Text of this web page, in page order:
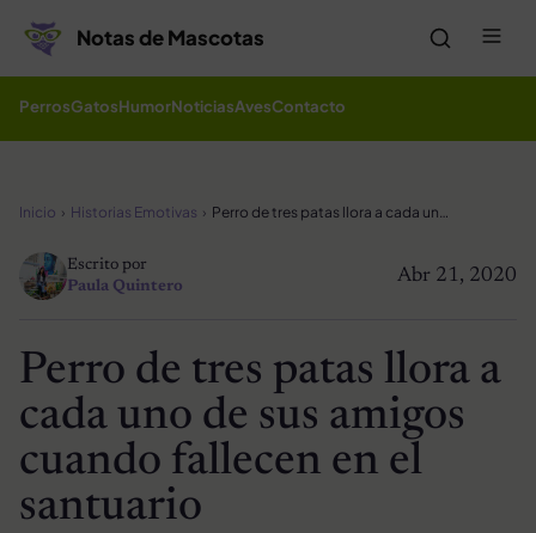
Notas de Mascotas
PerrosGatosHumorNoticiasAvesContacto
Inicio Historias Emotivas Perro de tres patas llora a cada uno de sus amigos cuando fallecen en el santuario
Abr 21, 2020
Escrito por
Paula Quintero
Perro de tres patas llora a
cada uno de sus amigos
cuando fallecen en el
santuario